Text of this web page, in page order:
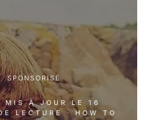
SPONSORISÉ
MIS À JOUR LE 16
LECTURE · HOW TO